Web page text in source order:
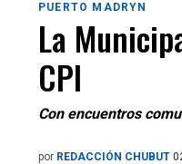
PUERTO MADRYN
La
CPI
Con encuentros
por REDACCIÓN CHUBUT